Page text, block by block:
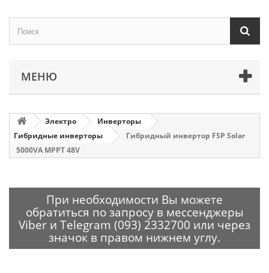
МЕНЮ
Электро
Инверторы
Гибридные инверторы
Гибридный инвертор FSP Solar
5000VA MPPT 48V
При необходимости Вы можете
обратиться по запросу в мессенджеры
Viber и Telegram (093) 2332700 или через
значок в правом нижнем углу.